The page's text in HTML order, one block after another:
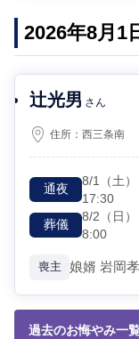
2026年8月1
辻󠄀光男 さん
住所：西三条南
通夜
8/1 （土）
17:30
葬儀
8/2 （日）
8:00
喪主 娘婿 岩岡
過去のお悔やみ一